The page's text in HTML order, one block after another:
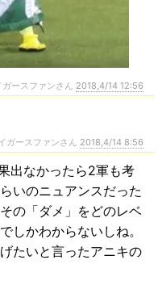
ースファンさん 2018,4/14 12:56
ガースファンさん 2018,4/14 8:56
出なかったら2軍も考
いのニュアンスだった
の「ダメ」をどのレベ
しかわからないしね。
たいと言ったアニキの